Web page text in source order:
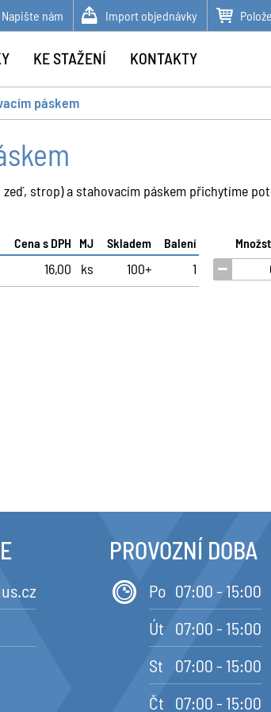
páskem
strop) a stahovacím páskem přichytíme
Cena s DPH MJ Skladem Balení
16,00 ks 100+ 1
Napište nám Import objednávky
KE STAŽENÍ KONTAKTY
PROVOZNÍ DOBA
Po 07:00 - 15:00
Út
07:00 - 15:00
St
07:00 - 15:00
Čt
07:00 - 15:00